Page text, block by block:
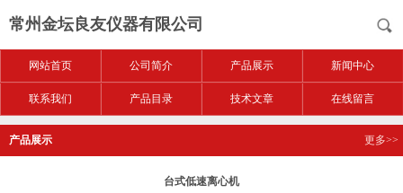
常州金坛良友仪器有限公司
网站首页 公司简介 产品展示 新闻中心
联系我们 产品目录 技术文章 在线留言
产品展示 更多>>
台式低速离心机